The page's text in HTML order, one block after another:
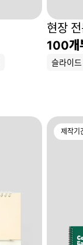
현장
100개
슬라이
제작기